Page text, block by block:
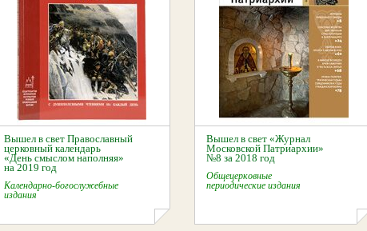
Вышел в свет Православный
церковный календарь
«День смыслом наполняя»
на 2019 год
Календарно-богослужебные
издания
Вышел в свет «Журнал
Московской Патриархии»
№8 за 2018 год
Общецерковные
периодические издания